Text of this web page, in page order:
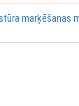
marķēšanas